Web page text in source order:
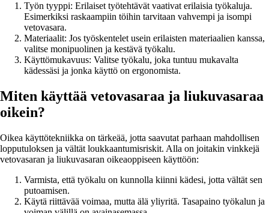
Työn tyyppi: Erilaiset työtehtävät vaativat erilaisia työkaluja.
Esimerkiksi raskaampiin töihin tarvitaan vahvempi ja isompi
vetovasara.
Materiaalit: Jos työskentelet usein erilaisten materiaalien kanssa,
valitse monipuolinen ja kestävä työkalu.
Käyttömukavuus: Valitse työkalu, joka tuntuu mukavalta
kädessäsi ja jonka käyttö on ergonomista.
Miten käyttää vetovasaraa ja liukuvasaraa
oikein?
Oikea käyttötekniikka on tärkeää, jotta saavutat parhaan mahdollisen
lopputuloksen ja vältät loukkaantumisriskit. Alla on joitakin vinkkejä
vetovasaran ja liukuvasaran oikeaoppiseen käyttöön:
Varmista, että työkalu on kunnolla kiinni kädesi, jotta vältät sen
putoamisen.
Käytä riittävää voimaa, mutta älä yliyritä. Tasapaino työkalun ja